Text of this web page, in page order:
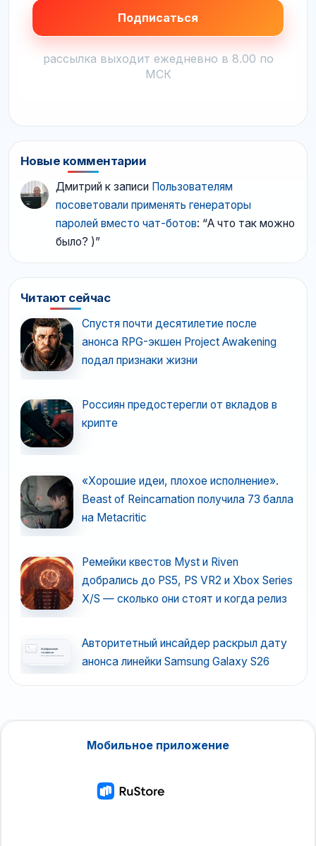
рассылка выходит ежедневно в 8.00 по
МСК
Новые комментарии
Дмитрий к записи Пользователям
посоветовали применять генераторы
паролей вместо чат-ботов: “А что так можно
было? )”
Читают сейчас
Спустя почти десятилетие после
анонса RPG-экшен Project Awakening
подал признаки жизни
Россиян предостерегли от вкладов в
крипте
«Хорошие идеи, плохое исполнение».
Beast of Reincarnation получила 73 балла
на Metacritic
Ремейки квестов Myst и Riven
добрались до PS5, PS VR2 и Xbox Series
X/S — сколько они стоят и когда релиз
Авторитетный инсайдер раскрыл дату
анонса линейки Samsung Galaxy S26
Мобильное приложение